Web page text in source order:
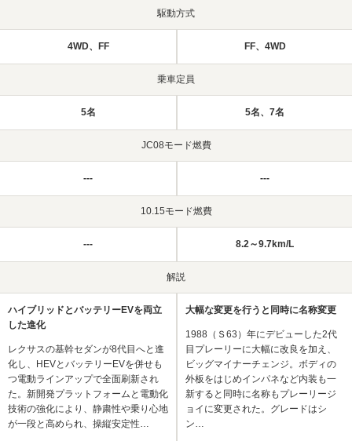
駆動方式
4WD、FF FF、4WD
乗車定員
5名 5名、7名
JC08モード燃費
--- ---
10.15モード燃費
--- 8.2～9.7km/L
解説
ハイブリッドとバッテリーEVを両立
した進化
レクサスの基幹セダンが8代目へと進
化し、HEVとバッテリーEVを併せも
つ電動ラインアップで全面刷新され
た。新開発プラットフォームと電動化
技術の強化により、静粛性や乗り心地
が一段と高められ、操縦安定性…
大幅な変更を行うと同時に名称変更
1988（Ｓ63）年にデビューした2代
目プレーリーに大幅に改良を加え、
ビッグマイナーチェンジ。ボディの
外板をはじめインパネなど内装も一
新すると同時に名称もプレーリージ
ョイに変更された。グレードはシ
ン…